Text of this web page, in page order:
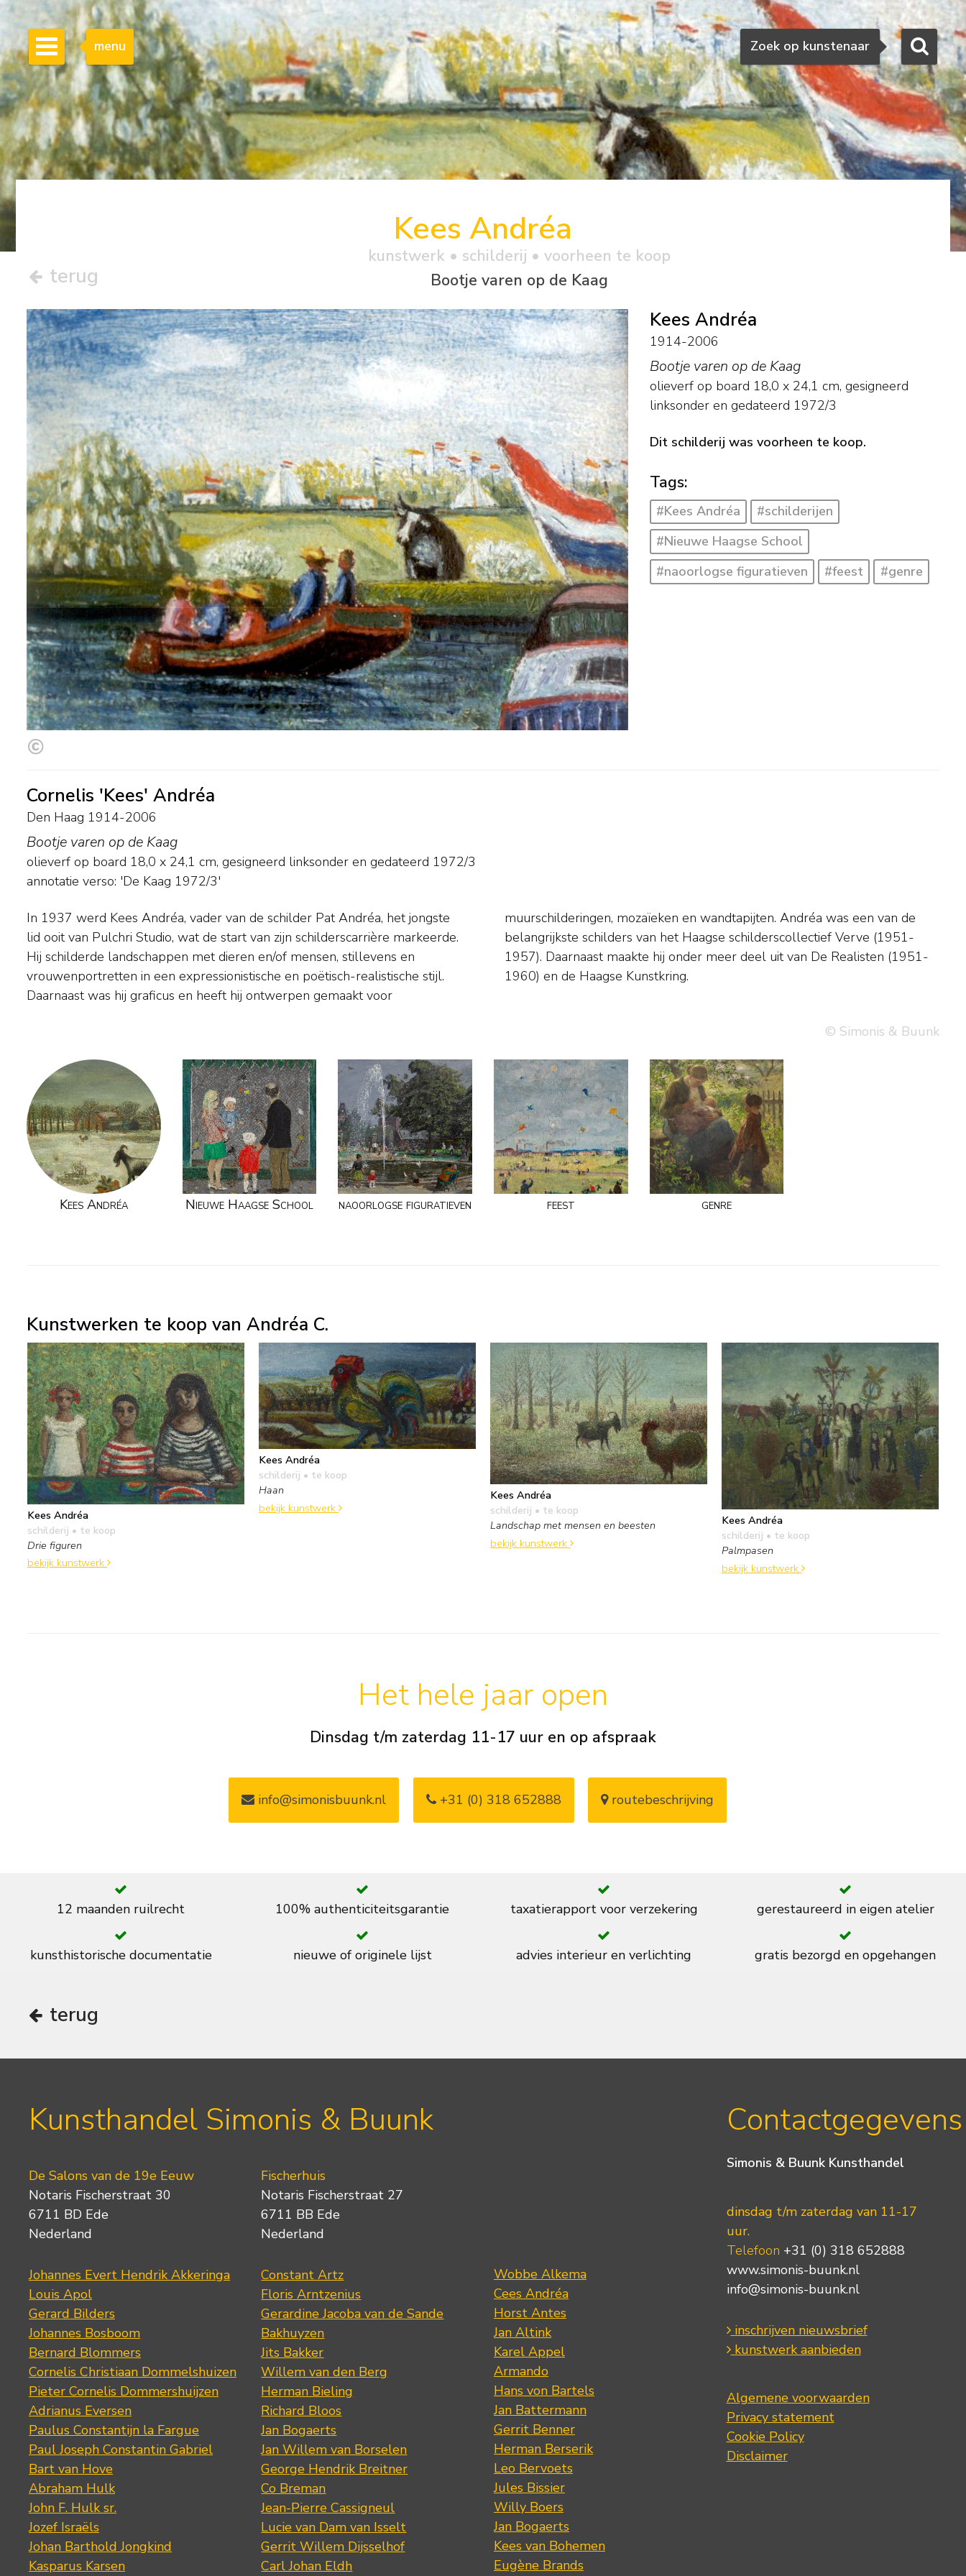
Zoeken
Zoek op kunstenaar
menu
terug
Kees Andréa
kunstwerk • schilderij • voorheen te koop
Bootje varen op de Kaag
Kees Andréa
1914-2006
Bootje varen op de Kaag
olieverf op board 18,0 x 24,1 cm, gesigneerd
linksonder en gedateerd 1972/3
Dit schilderij was voorheen te koop.
Tags:
#Kees Andréa
#schilderijen
#Nieuwe Haagse School
#naoorlogse figuratieven
#feest #genre
Cornelis 'Kees' Andréa
Den Haag 1914-2006
Bootje varen op de Kaag
olieverf op board 18,0 x 24,1 cm, gesigneerd linksonder en gedateerd 1972/3
annotatie verso: 'De Kaag 1972/3'
In 1937 werd Kees Andréa, vader van de schilder Pat Andréa, het jongste
lid ooit van Pulchri Studio, wat de start van zijn schilderscarrière markeerde.
Hij schilderde landschappen met dieren en/of mensen, stillevens en
vrouwenportretten in een expressionistische en poëtisch-realistische stijl.
Daarnaast was hij graficus en heeft hij ontwerpen gemaakt voor
muurschilderingen, mozaïeken en wandtapijten. Andréa was een van de
belangrijkste schilders van het Haagse schilderscollectief Verve (1951-
1957). Daarnaast maakte hij onder meer deel uit van De Realisten (1951-
1960) en de Haagse Kunstkring.
© Simonis & Buunk
Kees Andréa Nieuwe Haagse School naoorlogse figuratieven feest genre
Kunstwerken te koop van Andréa C.
Kees Andréa
schilderij • te koop
Drie figuren
bekijk kunstwerk
Kees Andréa
schilderij • te koop
Haan
bekijk kunstwerk
Kees Andréa
schilderij • te koop
Landschap met mensen en beesten
bekijk kunstwerk
Kees Andréa
schilderij • te koop
Palmpasen
bekijk kunstwerk
Het hele jaar open
Dinsdag t/m zaterdag 11-17 uur en op afspraak
info@simonisbuunk.nl +31 (0) 318 652888 routebeschrijving
12 maanden ruilrecht 100% authenticiteitsgarantie taxatierapport voor verzekering gerestaureerd in eigen atelier
kunsthistorische documentatie nieuwe of originele lijst advies interieur en verlichting gratis bezorgd en opgehangen
terug
Kunsthandel Simonis & Buunk
De Salons van de 19e Eeuw
Notaris Fischerstraat 30
6711 BD Ede
Nederland
Johannes Evert Hendrik Akkeringa
Louis Apol
Gerard Bilders
Johannes Bosboom
Bernard Blommers
Cornelis Christiaan Dommelshuizen
Pieter Cornelis Dommershuijzen
Adrianus Eversen
Paulus Constantijn la Fargue
Paul Joseph Constantin Gabriel
Bart van Hove
Abraham Hulk
John F. Hulk sr.
Jozef Israëls
Johan Barthold Jongkind
Kasparus Karsen
Fischerhuis
Notaris Fischerstraat 27
6711 BB Ede
Nederland
Constant Artz
Floris Arntzenius
Gerardine Jacoba van de Sande
Bakhuyzen
Jits Bakker
Willem van den Berg
Herman Bieling
Richard Bloos
Jan Bogaerts
Jan Willem van Borselen
George Hendrik Breitner
Co Breman
Jean-Pierre Cassigneul
Lucie van Dam van Isselt
Gerrit Willem Dijsselhof
Carl Johan Eldh
Wobbe Alkema
Cees Andréa
Horst Antes
Jan Altink
Karel Appel
Armando
Hans von Bartels
Jan Battermann
Gerrit Benner
Herman Berserik
Leo Bervoets
Jules Bissier
Willy Boers
Jan Bogaerts
Kees van Bohemen
Eugène Brands
Contactgegevens
Simonis & Buunk Kunsthandel
dinsdag t/m zaterdag van 11-17
uur.
Telefoon +31 (0) 318 652888
www.simonis-buunk.nl
info@simonis-buunk.nl
inschrijven nieuwsbrief
kunstwerk aanbieden
Algemene voorwaarden
Privacy statement
Cookie Policy
Disclaimer